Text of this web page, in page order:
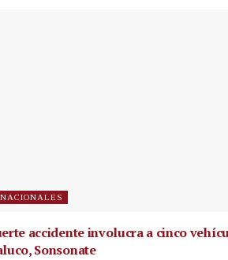
NACIONALES
accidente involucra a cinco
Sonsonate